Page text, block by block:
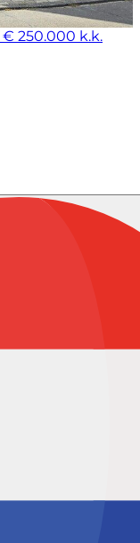
€ 250.000 k.k.